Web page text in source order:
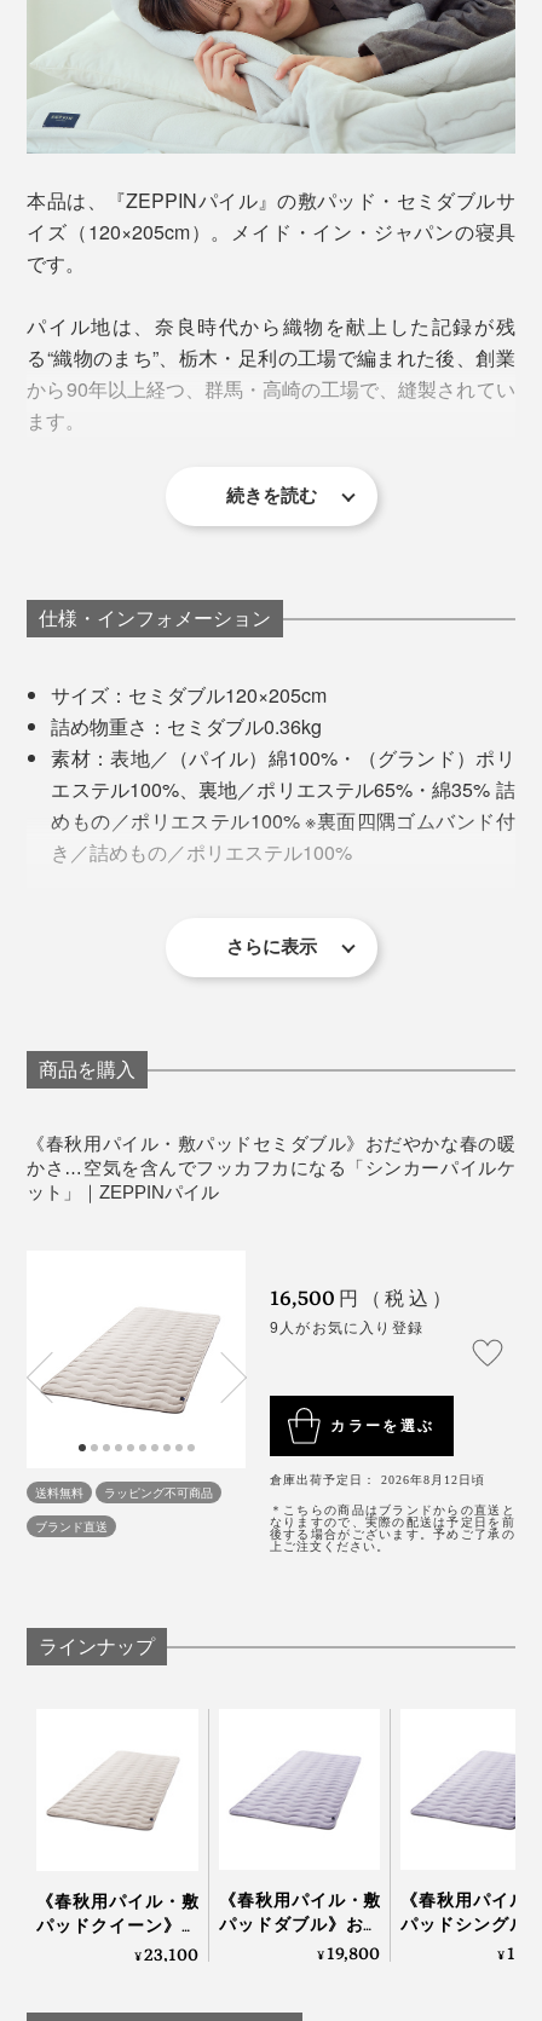
しかも、洗ってもフッカフカの寝心地が続く……この柔
らかさ、どうして？
『ZEPPINパイル』は、表側のパイル地に、“ふくらむ
糸”と呼ばれる『スーパーZERO』を採用しているから。
『スーパーZERO』は、吸水力の高いタオルづくりで知
られる、岐阜・浅野撚糸の特許技術。
を撚り合せたら、熱湯に入れます。すると、糸が溶け
て“すき間”ができた分、撚りを戻そうとする糸がふくら
水溶性の繊維が溶けて、すき間ができた分、“ふくらむ糸”『スーパーZERO』
空気をたっぷり含んだ『スーパーZERO』で、「シンカ
タオルのような、両面パイル生地と違って、表面だけに
汗をかいたり汚れたりしたら、洗濯機で丸洗いOK。た
たんだ『ZEPPINパイル』をネットに入れて、そのまま
洗濯機へ。
い始めよりふっくら柔らかい感触に育ちます。
本品は、『ZEPPINパイル』の敷パッド・セミダブルサ
イズ（120×205cm）。メイド・イン・ジャパンの寝具
です。
パイル地は、奈良時代から織物を献上した記録が残
る“織物のまち”、栃木・足利の工場で編まれた後、創業
から90年以上経つ、群馬・高崎の工場で、縫製されてい
ます。
MONOCOで人気を誇る、夏用の8重ガーゼケット
ZEPPINハグエアー
』、冬用の発熱くしゅくしゅ毛布
『ZEPPIN』シリーズのメーカーである、ディーブレス
プロ。
パイル』を開発したそうです。
に、ケバ落ちが少ない耐久性との両立をめざして、試作
をくり返し、パイル地のループ長さを2.2mmでつくりま
した。
ループが短いと、ふんわり感が物足りない。長いと、ケ
バ落ちが増えて、ヘタリやすくなることから、2.2mmと
いうパイル長さを極めた逸品です。
続きを読む
仕様・インフォメーション
サイズ：セミダブル120×205cm
詰め物重さ：セミダブル0.36kg
素材：表地／（パイル）綿100%・（グランド）ポリ
エステル100%、裏地／ポリエステル65%・綿35% 詰
めもの／ポリエステル100% ※裏面四隅ゴムバンド付
き／詰めもの／ポリエステル100%
さらに表示
商品を購入
《春秋用パイル・敷パッドセミダブル》おだやかな春の暖
かさ…空気を含んでフッカフカになる「シンカーパイルケ
ット」｜ZEPPINパイル
送料無料
ラッピング不可商品
ブランド直送
16,500 円（税込）
9人がお気に入り登録
カラーを選ぶ
倉庫出荷予定日： 2026年8月12日頃
＊こちらの商品はブランドからの直送と
なりますので、実際の配送は予定日を前
後する場合がございます。予めご了承の
上ご注文ください。
ラインナップ
《春秋用パイル・敷
パッドクイーン》お
だやかな春の暖かさ…
¥23,100
《春秋用パイル・敷
パッドダブル》おだ
やかな春の暖かさ…空
¥19,800
《春秋用パイル
パッドシングル
だやかな春の暖か
¥